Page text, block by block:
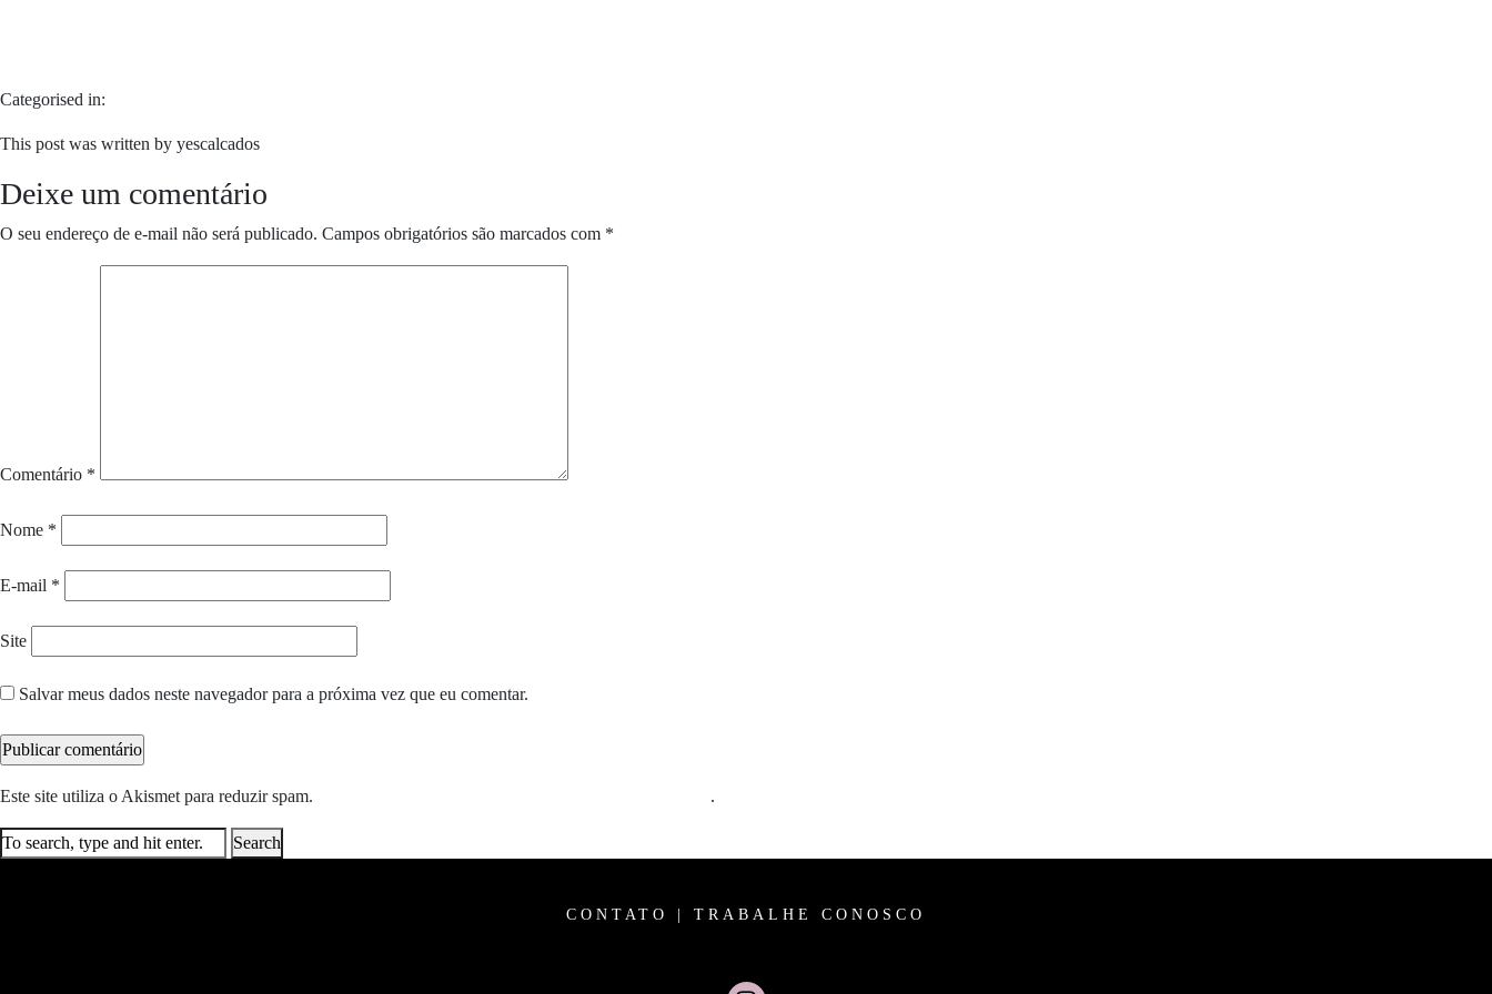
Categorised in:
This post was written by yescalcados
Deixe um comentário
O seu endereço de e-mail não será publicado. Campos obrigatórios são marcados com *
Comentário *
Nome *
E-mail *
Site
Salvar meus dados neste navegador para a próxima vez que eu comentar.
Este site utiliza o Akismet para reduzir spam. .
Search
CONTATO TRABALHE CONOSCO